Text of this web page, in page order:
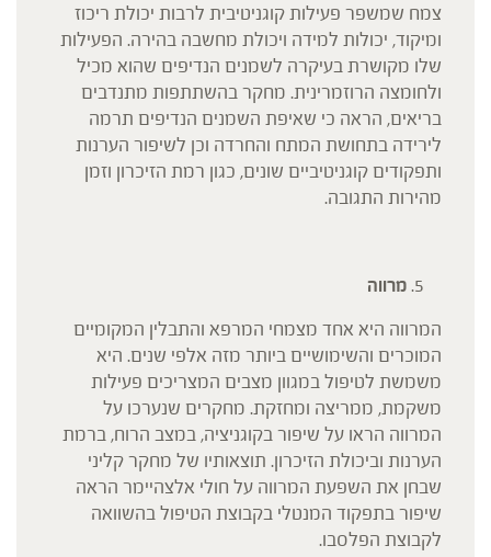
צמח שמשפר פעילות קוגניטיבית לרבות יכולת ריכוז
ומיקוד, יכולות למידה ויכולת מחשבה בהירה. הפעילות
שלו מקושרת בעיקרה לשמנים הנדיפים שהוא מכיל
ולחומצה הרוזמרינית. מחקר בהשתתפות מתנדבים
בריאים, הראה כי שאיפת השמנים הנדיפים תרמה
לירידה בתחושת המתח והחרדה וכן לשיפור הערנות
ותפקודים קוגניטיביים שונים, כגון רמת הזיכרון וזמן
מהירות התגובה.
מרווה
המרווה היא אחד מצמחי המרפא והתבלין המקומיים
המוכרים והשימושיים ביותר מזה אלפי שנים. היא
משמשת לטיפול במגוון מצבים המצריכים פעילות
משקמת, ממריצה ומחזקת. מחקרים שנערכו על
המרווה הראו על שיפור בקוגניציה, במצב הרוח, ברמת
הערנות וביכולת הזיכרון. תוצאותיו של מחקר קליני
שבחן את השפעת המרווה על חולי אלצהיימר הראה
שיפור בתפקוד המנטלי בקבוצת הטיפול בהשוואה
לקבוצת הפלסבו.